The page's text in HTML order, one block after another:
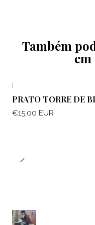
Também
em
PRATO TORRE DE
€15,00 EUR